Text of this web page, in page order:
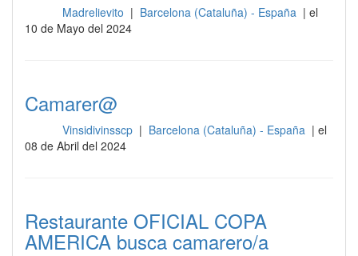
Madrelievito | Barcelona (Cataluña) - España | el
10 de Mayo del 2024
Camarer@
Vinsidivinsscp | Barcelona (Cataluña) - España | el
08 de Abril del 2024
Restaurante OFICIAL COPA
AMERICA busca camarero/a